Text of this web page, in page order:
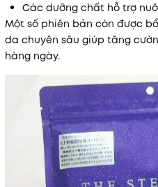
Các dưỡng chất hỗ trợ
Một số phiên bản còn được
da chuyên sâu giúp tăng
hàng ngày.